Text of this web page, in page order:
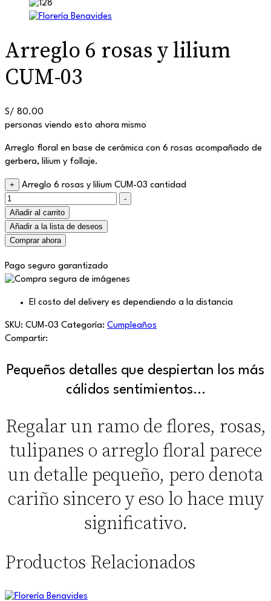
Arreglo 6 rosas y lilium
CUM-03
S/ 80.00
personas viendo esto ahora mismo
Arreglo floral en base de cerámica con 6 rosas acompañado de
gerbera, lilium y follaje.
+
Arreglo 6 rosas y lilium CUM-03 cantidad
-
Añadir al carrito
Añadir a la lista de deseos
Comprar ahora
Pago seguro garantizado
El costo del delivery es dependiendo a la distancia
SKU: CUM-03 Categoría: Cumpleaños
Compartir:
Pequeños detalles que despiertan los más
cálidos sentimientos…
Regalar un ramo de flores, rosas,
tulipanes o arreglo floral parece
un detalle pequeño, pero denota
cariño sincero y eso lo hace muy
significativo.
Productos Relacionados